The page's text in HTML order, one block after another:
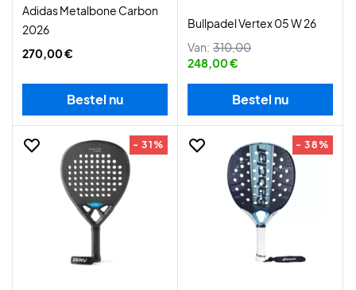
Adidas Metalbone Carbon
2026
270,00 €
Bestel nu
Bullpadel Vertex 05 W 26
Van: 310,00
248,00 €
Bestel nu
- 31% - 38%